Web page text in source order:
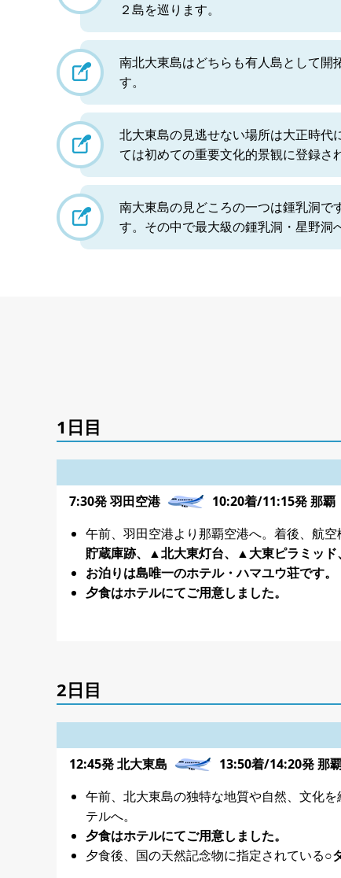
２島を巡ります。
南北大東島はどちらも有人島として
す。
北大東島の見逃せない場所は大正時代
ては初めての重要文化的景観に登録さ
南大東島の見どころの一つは鍾乳洞で
す。その中で最大級の鍾乳洞・星野洞
1日目
7:30発 羽田空港
10:20着/11:15発 那覇
午前、羽田空港より那覇空港へ。着後、航
貯蔵庫跡、▲北大東灯台、▲大東ピラミッ
お泊りは島唯一のホテル・ハマユウ荘です。
夕食はホテルにてご用意しました。
2日目
12:45発 北大東島
13:50着/14:20発 那
午前、北大東島の独特な地質や自然、文化を
テルへ。
夕食はホテルにてご用意しました。
夕食後、国の天然記念物に指定されている○